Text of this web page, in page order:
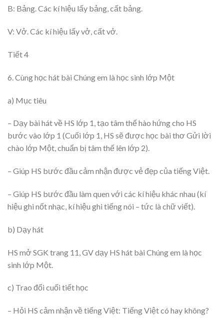
B: Bảng. Các kí hiệu lấy bảng, cất bảng.
V: Vở. Các kí hiệu lấy vở, cất vở.
Tiết 4
6. Cùng học hát bài Chúng em là học sinh lớp Một
a) Mục tiêu
– Dạy bài hát về HS lớp 1, tạo tâm thế hào hứng cho HS
bước vào lớp 1 (Cuối lớp 1, HS sẽ được học bài thơ Gửi lời
chào lớp Một, chuẩn bị tâm thế lên lớp 2).
– Giúp HS bước đầu cảm nhận được vẻ đẹp của tiếng Việt.
– Giúp HS bước đầu làm quen với các kí hiệu khác nhau (kí
hiệu ghi nốt nhạc, kí hiệu ghi tiếng nói – tức là chữ viết).
b) Dạy hát
HS mở SGK trang 11, GV dạy HS hát bài Chúng em là học
sinh lớp Một.
c) Trao đổi cuối tiết học
– Hỏi HS cảm nhận về tiếng Việt: Tiếng Việt có hay không?